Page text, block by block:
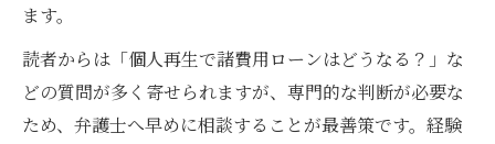
ます。
読者からは「個人再生で諸費用ローンはどうなる？」な
どの質問が多く寄せられますが、専門的な判断が必要な
ため、弁護士へ早めに相談することが最善策です。経験